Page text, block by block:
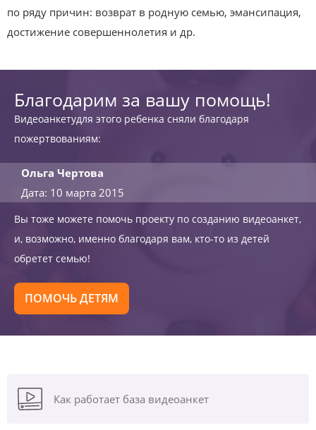
по ряду причин: возврат в родную семью, эмансипация,
достижение совершеннолетия и др.
Благодарим за вашу помощь!
Видеоанкетудля этого ребенка сняли благодаря
пожертвованиям:
Ольга Чертова
Дата: 10 марта 2015
Вы тоже можете помочь проекту по созданию видеоанкет,
и, возможно, именно благодаря вам, кто-то из детей
обретет семью!
ПОМОЧЬ ДЕТЯМ
Как работает база видеоанкет